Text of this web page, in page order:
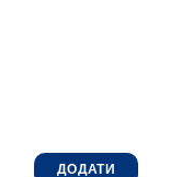
ДОДАТИ